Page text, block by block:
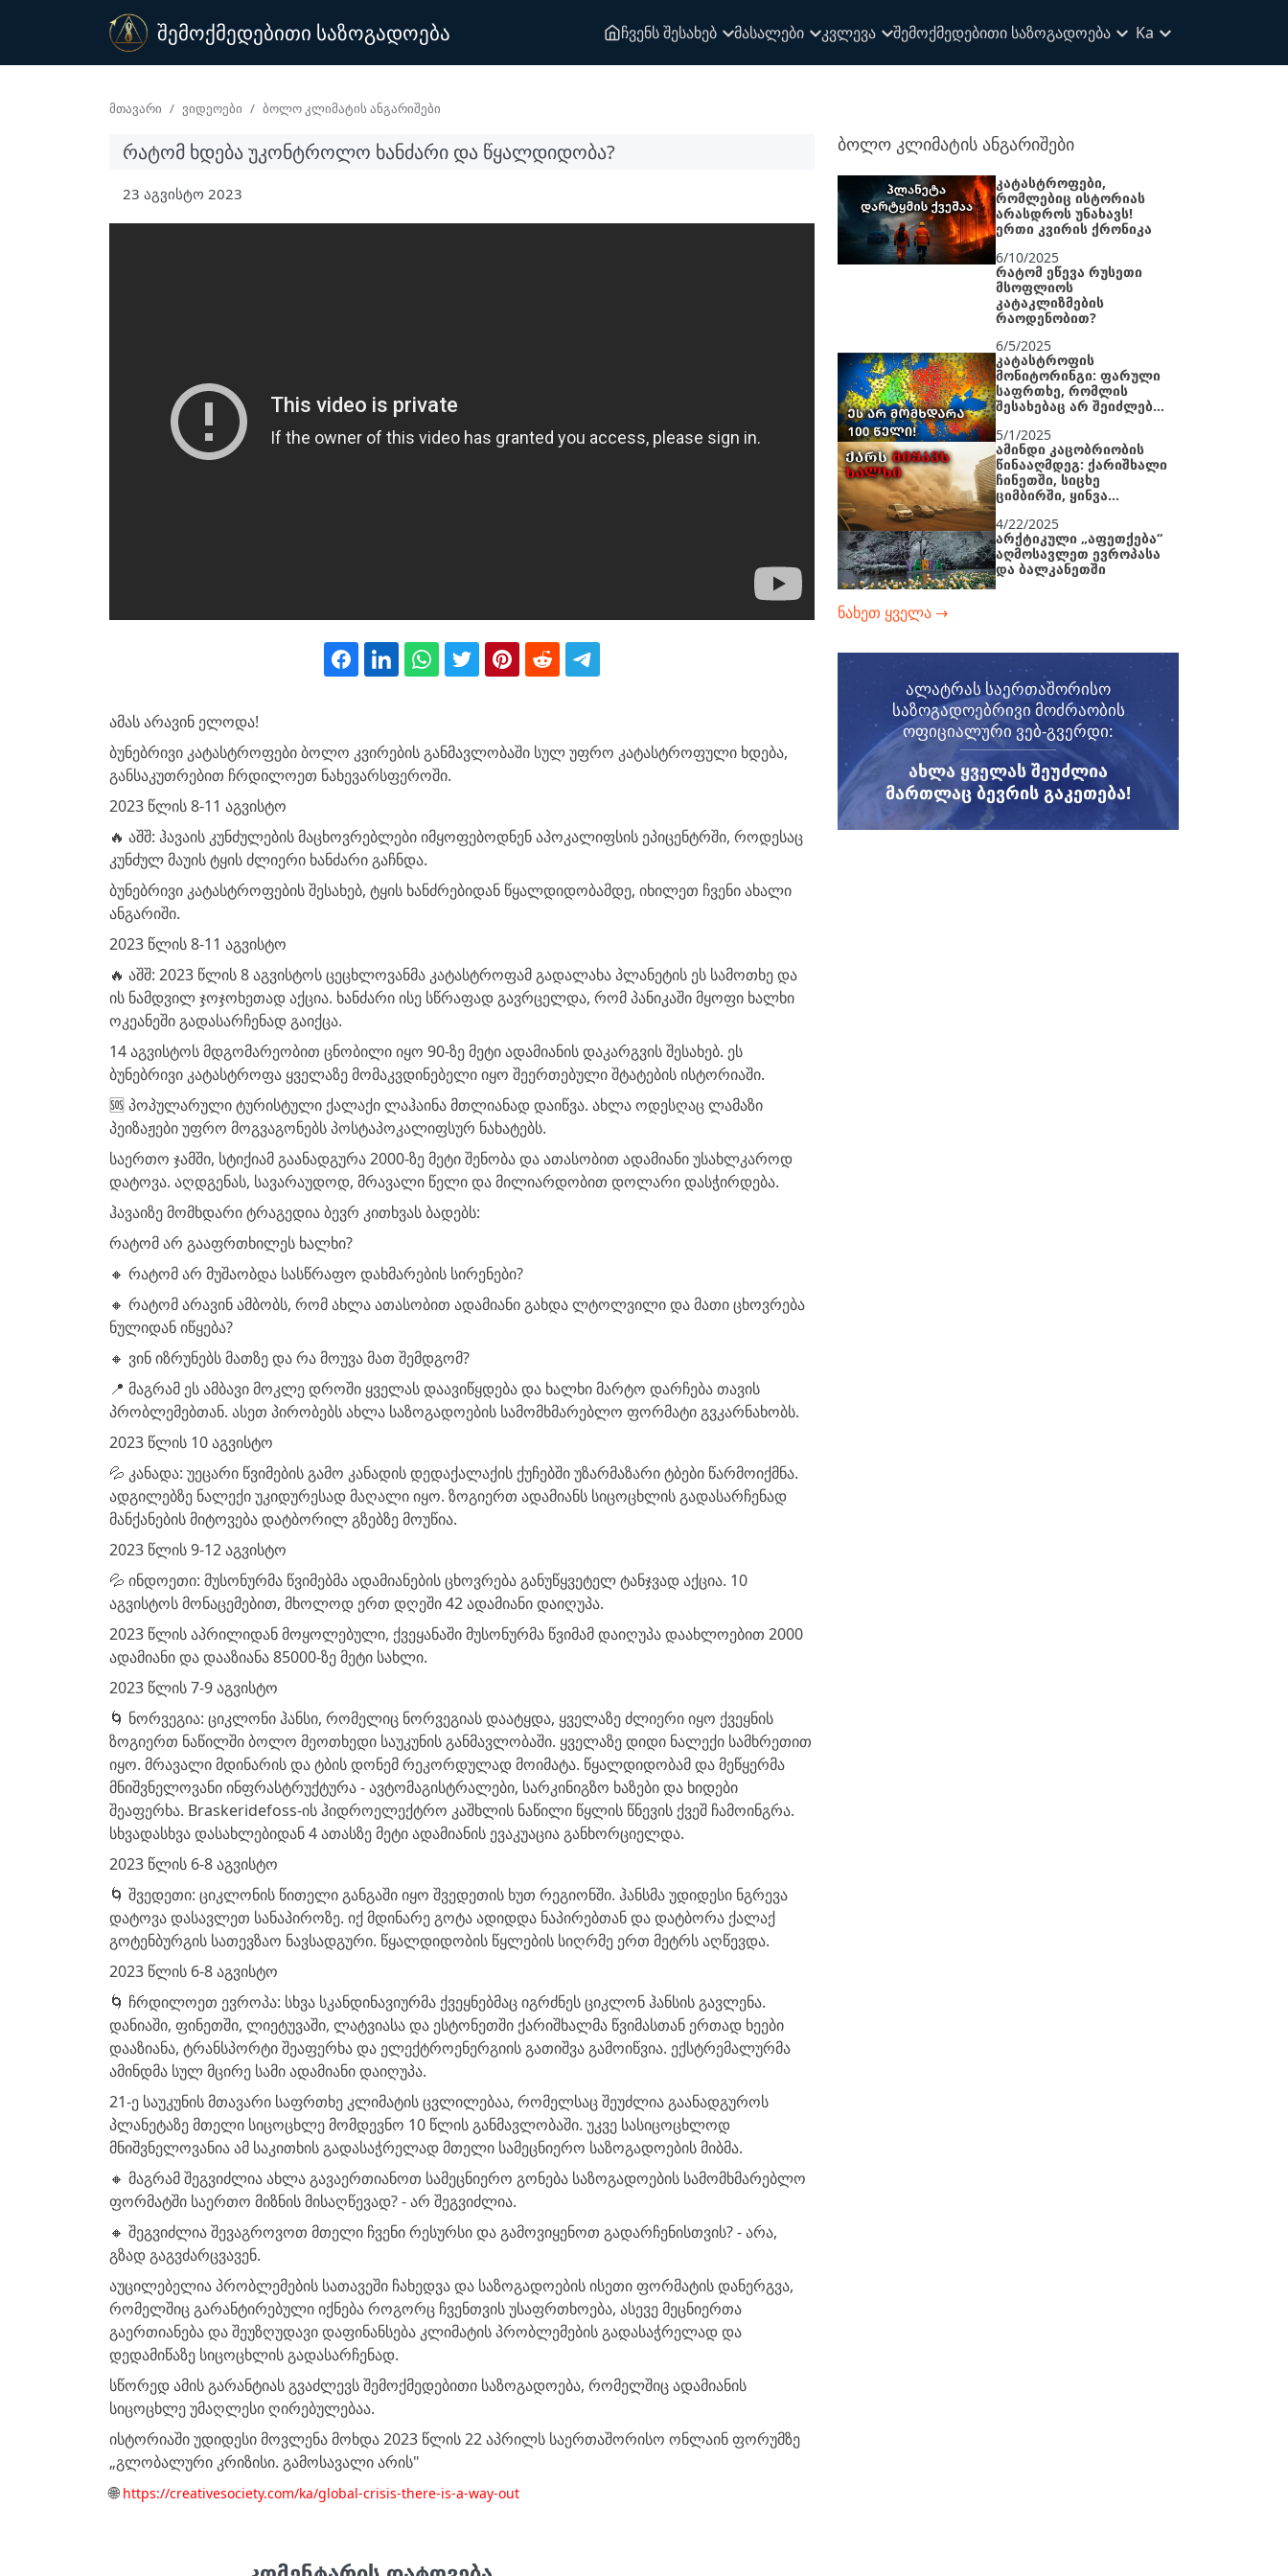
შემოქმედებითი საზოგადოება ჩვენს შესახებ მასალები კვლევა შემოქმედებითი საზოგადოება Ka
Მთავარი Ვიდეოები Ბოლო Კლიმატის Ანგარიშები
ᲠᲐᲢᲝᲛ ᲮᲓᲔᲑᲐ ᲣᲙᲝᲜᲢᲠᲝᲚᲝ ᲮᲐᲜᲫᲐᲠᲘ ᲓᲐ ᲬᲧᲐᲚᲓᲘᲓᲝᲑᲐ?
23 აგვისტო 2023
ამას არავინ ელოდა!
ბუნებრივი კატასტროფები ბოლო კვირების განმავლობაში სულ უფრო კატასტროფული ხდება,
განსაკუთრებით ჩრდილოეთ ნახევარსფეროში.
2023 წლის 8-11 აგვისტო
🔥 აშშ: ჰავაის კუნძულების მაცხოვრებლები იმყოფებოდნენ აპოკალიფსის ეპიცენტრში, როდესაც
კუნძულ მაუის ტყის ძლიერი ხანძარი გაჩნდა.
ბუნებრივი კატასტროფების შესახებ, ტყის ხანძრებიდან წყალდიდობამდე, იხილეთ ჩვენი ახალი
ანგარიში.
2023 წლის 8-11 აგვისტო
🔥 აშშ: 2023 წლის 8 აგვისტოს ცეცხლოვანმა კატასტროფამ გადალახა პლანეტის ეს სამოთხე და
ის ნამდვილ ჯოჯოხეთად აქცია. ხანძარი ისე სწრაფად გავრცელდა, რომ პანიკაში მყოფი ხალხი
ოკეანეში გადასარჩენად გაიქცა.
14 აგვისტოს მდგომარეობით ცნობილი იყო 90-ზე მეტი ადამიანის დაკარგვის შესახებ. ეს
ბუნებრივი კატასტროფა ყველაზე მომაკვდინებელი იყო შეერთებული შტატების ისტორიაში.
🆘 პოპულარული ტურისტული ქალაქი ლაჰაინა მთლიანად დაიწვა. ახლა ოდესღაც ლამაზი
პეიზაჟები უფრო მოგვაგონებს პოსტაპოკალიფსურ ნახატებს.
საერთო ჯამში, სტიქიამ გაანადგურა 2000-ზე მეტი შენობა და ათასობით ადამიანი უსახლკაროდ
დატოვა. აღდგენას, სავარაუდოდ, მრავალი წელი და მილიარდობით დოლარი დასჭირდება.
ჰავაიზე მომხდარი ტრაგედია ბევრ კითხვას ბადებს:
რატომ არ გააფრთხილეს ხალხი?
🔸 რატომ არ მუშაობდა სასწრაფო დახმარების სირენები?
🔸 რატომ არავინ ამბობს, რომ ახლა ათასობით ადამიანი გახდა ლტოლვილი და მათი ცხოვრება
ნულიდან იწყება?
🔸 ვინ იზრუნებს მათზე და რა მოუვა მათ შემდგომ?
📍 მაგრამ ეს ამბავი მოკლე დროში ყველას დაავიწყდება და ხალხი მარტო დარჩება თავის
პრობლემებთან. ასეთ პირობებს ახლა საზოგადოების სამომხმარებლო ფორმატი გვკარნახობს.
2023 წლის 10 აგვისტო
💦 კანადა: უეცარი წვიმების გამო კანადის დედაქალაქის ქუჩებში უზარმაზარი ტბები წარმოიქმნა.
ადგილებზე ნალექი უკიდურესად მაღალი იყო. ზოგიერთ ადამიანს სიცოცხლის გადასარჩენად
მანქანების მიტოვება დატბორილ გზებზე მოუწია.
2023 წლის 9-12 აგვისტო
💦 ინდოეთი: მუსონურმა წვიმებმა ადამიანების ცხოვრება განუწყვეტელ ტანჯვად აქცია. 10
აგვისტოს მონაცემებით, მხოლოდ ერთ დღეში 42 ადამიანი დაიღუპა.
2023 წლის აპრილიდან მოყოლებული, ქვეყანაში მუსონურმა წვიმამ დაიღუპა დაახლოებით 2000
ადამიანი და დააზიანა 85000-ზე მეტი სახლი.
2023 წლის 7-9 აგვისტო
🌀 ნორვეგია: ციკლონი ჰანსი, რომელიც ნორვეგიას დაატყდა, ყველაზე ძლიერი იყო ქვეყნის
ზოგიერთ ნაწილში ბოლო მეოთხედი საუკუნის განმავლობაში. ყველაზე დიდი ნალექი სამხრეთით
იყო. მრავალი მდინარის და ტბის დონემ რეკორდულად მოიმატა. წყალდიდობამ და მეწყერმა
მნიშვნელოვანი ინფრასტრუქტურა - ავტომაგისტრალები, სარკინიგზო ხაზები და ხიდები
შეაფერხა. Braskeridefoss-ის ჰიდროელექტრო კაშხლის ნაწილი წყლის წნევის ქვეშ ჩამოინგრა.
სხვადასხვა დასახლებიდან 4 ათასზე მეტი ადამიანის ევაკუაცია განხორციელდა.
2023 წლის 6-8 აგვისტო
🌀 შვედეთი: ციკლონის წითელი განგაში იყო შვედეთის ხუთ რეგიონში. ჰანსმა უდიდესი ნგრევა
დატოვა დასავლეთ სანაპიროზე. იქ მდინარე გოტა ადიდდა ნაპირებთან და დატბორა ქალაქ
გოტენბურგის სათევზაო ნავსადგური. წყალდიდობის წყლების სიღრმე ერთ მეტრს აღწევდა.
2023 წლის 6-8 აგვისტო
🌀 ჩრდილოეთ ევროპა: სხვა სკანდინავიურმა ქვეყნებმაც იგრძნეს ციკლონ ჰანსის გავლენა.
დანიაში, ფინეთში, ლიეტუვაში, ლატვიასა და ესტონეთში ქარიშხალმა წვიმასთან ერთად ხეები
დააზიანა, ტრანსპორტი შეაფერხა და ელექტროენერგიის გათიშვა გამოიწვია. ექსტრემალურმა
ამინდმა სულ მცირე სამი ადამიანი დაიღუპა.
21-ე საუკუნის მთავარი საფრთხე კლიმატის ცვლილებაა, რომელსაც შეუძლია გაანადგუროს
პლანეტაზე მთელი სიცოცხლე მომდევნო 10 წლის განმავლობაში. უკვე სასიცოცხლოდ
მნიშვნელოვანია ამ საკითხის გადასაჭრელად მთელი სამეცნიერო საზოგადოების მიბმა.
🔸 მაგრამ შეგვიძლია ახლა გავაერთიანოთ სამეცნიერო გონება საზოგადოების სამომხმარებლო
ფორმატში საერთო მიზნის მისაღწევად? - არ შეგვიძლია.
🔸 შეგვიძლია შევაგროვოთ მთელი ჩვენი რესურსი და გამოვიყენოთ გადარჩენისთვის? - არა,
გზად გაგვძარცვავენ.
აუცილებელია პრობლემების სათავეში ჩახედვა და საზოგადოების ისეთი ფორმატის დანერგვა,
რომელშიც გარანტირებული იქნება როგორც ჩვენთვის უსაფრთხოება, ასევე მეცნიერთა
გაერთიანება და შეუზღუდავი დაფინანსება კლიმატის პრობლემების გადასაჭრელად და
დედამიწაზე სიცოცხლის გადასარჩენად.
სწორედ ამის გარანტიას გვაძლევს შემოქმედებითი საზოგადოება, რომელშიც ადამიანის
სიცოცხლე უმაღლესი ღირებულებაა.
ისტორიაში უდიდესი მოვლენა მოხდა 2023 წლის 22 აპრილს საერთაშორისო ონლაინ ფორუმზე
„გლობალური კრიზისი. გამოსავალი არის"
🌐 https://creativesociety.com/ka/global-crisis-there-is-a-way-out
ბოლო კლიმატის ანგარიშები
კატასტროფები,
რომლებიც ისტორიას
არასდროს უნახავს!
ერთი კვირის ქრონიკა
6/10/2025
რატომ ეწევა რუსეთი
მსოფლიოს
კატაკლიზმების
რაოდენობით?
6/5/2025
კატასტროფის
მონიტორინგი: ფარული
საფრთხე, რომლის
შესახებაც არ შეიძლება
5/1/2025
ამინდი კაცობრიობის
წინააღმდეგ: ქარიშხალი
ჩინეთში, სიცხე
ციმბირში, ყინვა
4/22/2025
არქტიკული „აფეთქება“
აღმოსავლეთ ევროპასა
და ბალკანეთში
M7.7 მიწისძვრის
დეტალები და შედეგები
4/9/2025
ციმბირის
პლუმი:საშიშროება
იზრდება
4/7/2025
კვირის დამანგრეველი
კატასტროფები: რას
ნიშნავს ეს
ნახეთ ყველა →
ალატრას საერთაშორისო
საზოგადოებრივი მოძრაობის
ოფიციალური ვებ-გვერდი:
ᲐᲮᲚᲐ ᲧᲕᲔᲚᲐᲡ ᲨᲔᲣᲫᲚᲘᲐ
ᲛᲐᲠᲗᲚᲐᲪ ᲑᲔᲕᲠᲘᲡ ᲒᲐᲙᲔᲗᲔᲑᲐ!